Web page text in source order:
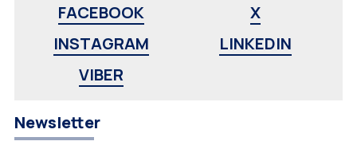
FACEBOOK
X
INSTAGRAM
LINKEDIN
VIBER
Newsletter